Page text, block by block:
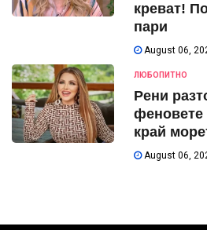
креват!
пари
August 06,
ЛЮБОПИТНО
Рени
феновете
край
August 06,